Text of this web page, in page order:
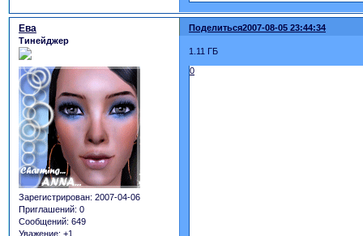
Поделиться2007-08-05 23:44:34
Ева
Тинейджер
Зарегистрирован: 2007-04-06
Приглашений: 0
Сообщений: 649
Уважение: +1
1.11 ГБ
0